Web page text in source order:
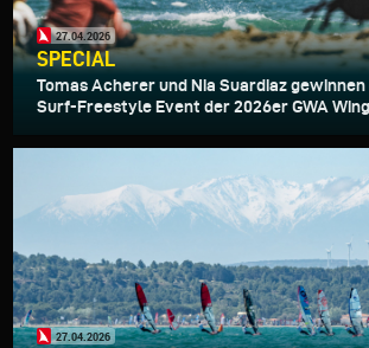
27.04.2026
SPECIAL
Tomas Acherer und Nia Suardiaz
Surf-Freestyle Event der 2026er GWA
27.04.2026